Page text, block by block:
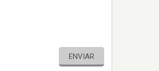
ENVIAR